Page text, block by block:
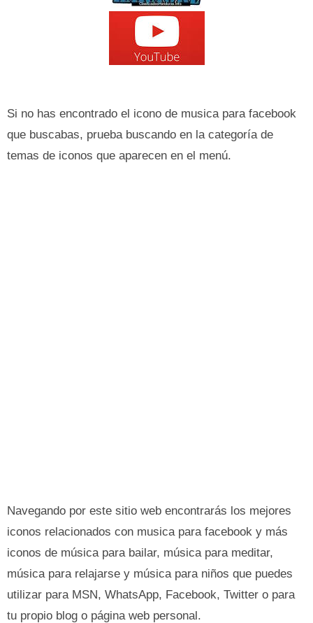
Si no has encontrado el icono de musica para facebook
que buscabas, prueba buscando en la categoría de
temas de iconos que aparecen en el menú.
Navegando por este sitio web encontrarás los mejores
iconos relacionados con musica para facebook y más
iconos de música para bailar, música para meditar,
música para relajarse y música para niños que puedes
utilizar para MSN, WhatsApp, Facebook, Twitter o para
tu propio blog o página web personal.